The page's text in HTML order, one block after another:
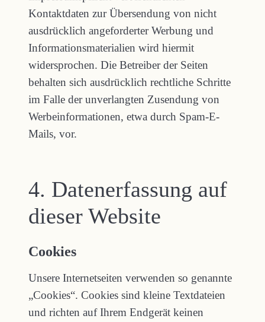
Kontaktdaten zur Übersendung von nicht
ausdrücklich angeforderter Werbung und
Informationsmaterialien wird hiermit
widersprochen. Die Betreiber der Seiten
behalten sich ausdrücklich rechtliche Schritte
im Falle der unverlangten Zusendung von
Werbeinformationen, etwa durch Spam-E-
Mails, vor.
4. Datenerfassung auf
dieser Website
Cookies
Unsere Internetseiten verwenden so genannte
„Cookies“. Cookies sind kleine Textdateien
und richten auf Ihrem Endgerät keinen